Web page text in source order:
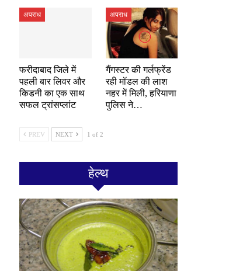
अपराध
फरीदाबाद जिले में
पहली बार लिवर और
किडनी का एक साथ
सफल ट्रांसप्लांट
अपराध
गैंगस्टर की गर्लफ्रेंड
रही मॉडल की लाश
नहर में मिली, हरियाणा
पुलिस ने…
PREV NEXT 1 of 2
हेल्थ